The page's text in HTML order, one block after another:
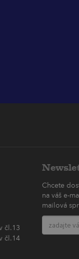
čl.13
čl.14
Chcete
na váš e-
mailová